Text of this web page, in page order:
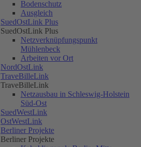
Bodenschutz
Ausgleich
SuedOstLink Plus
SuedOstLink Plus
Netzverknüpfungspunkt
Mühlenbeck
Arbeiten vor Ort
NordOstLink
TraveBilleLink
TraveBilleLink
Netzausbau in Schleswig-Holstein
Süd-Ost
SuedWestLink
OstWestLink
Berliner Projekte
Berliner Projekte